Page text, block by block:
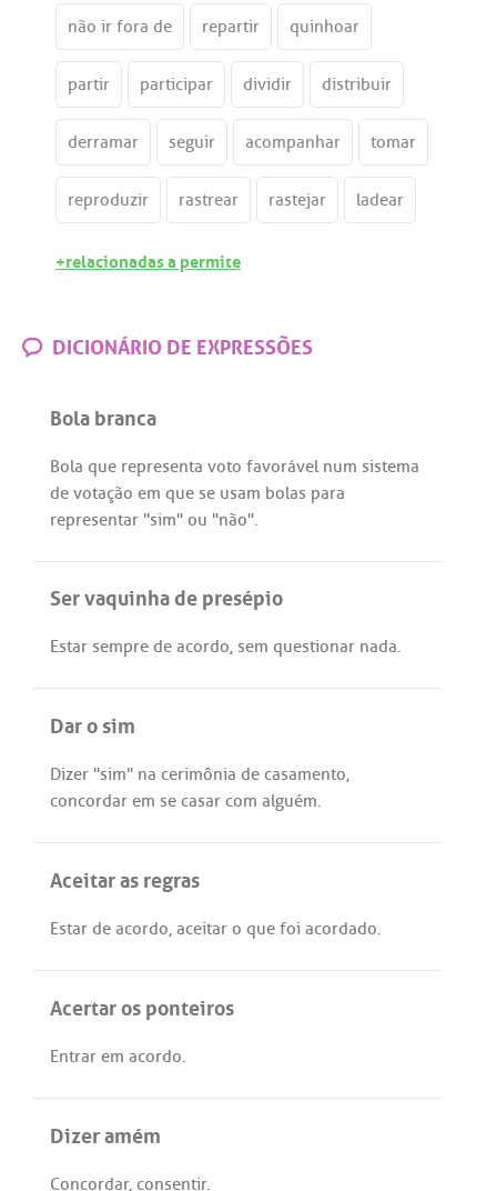
não ir fora de repartir quinhoar
partir participar dividir distribuir
derramar seguir acompanhar tomar
reproduzir rastrear rastejar ladear
+relacionadas a permite
DICIONÁRIO DE EXPRESSÕES
Bola branca
Bola que representa voto favorável num sistema
de votação em que se usam bolas para
representar "sim" ou "não".
Ser vaquinha de presépio
Estar sempre de acordo, sem questionar nada.
Dar o sim
Dizer "sim" na cerimônia de casamento,
concordar em se casar com alguém.
Aceitar as regras
Estar de acordo, aceitar o que foi acordado.
Acertar os ponteiros
Entrar em acordo.
Dizer amém
Concordar, consentir.